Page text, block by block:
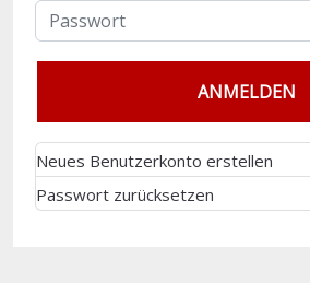
Neues Benutzerkonto erstellen
Passwort zurücksetzen